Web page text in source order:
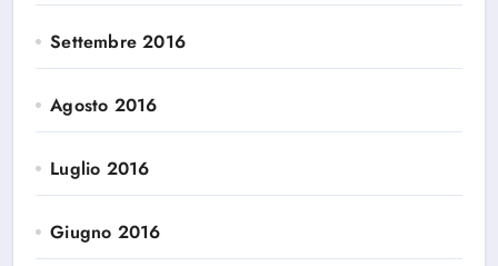
Settembre 2016
Agosto 2016
Luglio 2016
Giugno 2016